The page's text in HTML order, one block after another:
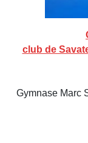
club de
Gymnase Marc